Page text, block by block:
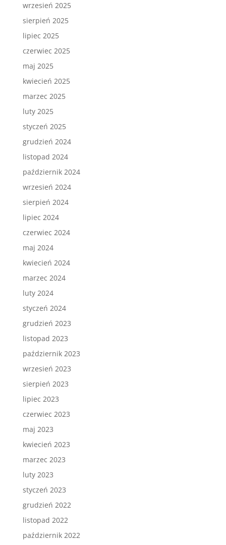
wrzesień 2025
sierpień 2025
lipiec 2025
czerwiec 2025
maj 2025
kwiecień 2025
marzec 2025
luty 2025
styczeń 2025
grudzień 2024
listopad 2024
październik 2024
wrzesień 2024
sierpień 2024
lipiec 2024
czerwiec 2024
maj 2024
kwiecień 2024
marzec 2024
luty 2024
styczeń 2024
grudzień 2023
listopad 2023
październik 2023
wrzesień 2023
sierpień 2023
lipiec 2023
czerwiec 2023
maj 2023
kwiecień 2023
marzec 2023
luty 2023
styczeń 2023
grudzień 2022
listopad 2022
październik 2022